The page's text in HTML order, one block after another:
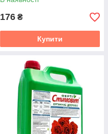
176 ₴
Купити